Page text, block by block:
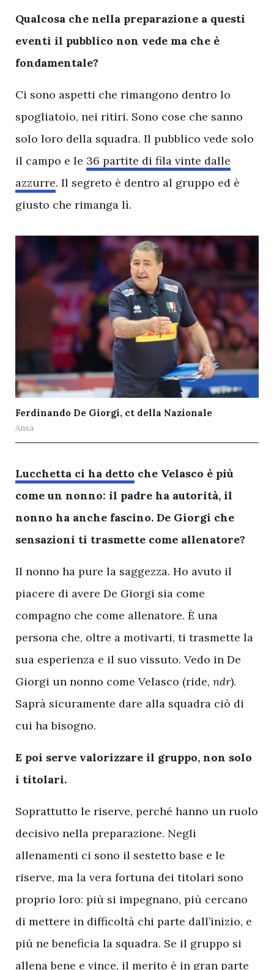
Qualcosa che nella preparazione a questi
eventi il pubblico non vede ma che è
fondamentale?
Ci sono aspetti che rimangono dentro lo
spogliatoio, nei ritiri. Sono cose che sanno
solo loro della squadra. Il pubblico vede solo
il campo e le 36 partite di fila vinte dalle
azzurre. Il segreto è dentro al gruppo ed è
giusto che rimanga lì.
Ferdinando De Giorgi, ct della Nazionale
Ansa
Lucchetta ci ha detto che Velasco è più
come un nonno: il padre ha autorità, il
nonno ha anche fascino. De Giorgi che
sensazioni ti trasmette come allenatore?
Il nonno ha pure la saggezza. Ho avuto il
piacere di avere De Giorgi sia come
compagno che come allenatore. È una
persona che, oltre a motivarti, ti trasmette la
sua esperienza e il suo vissuto. Vedo in De
Giorgi un nonno come Velasco (ride, ndr).
Saprà sicuramente dare alla squadra ciò di
cui ha bisogno.
E poi serve valorizzare il gruppo, non solo
i titolari.
Soprattutto le riserve, perché hanno un ruolo
decisivo nella preparazione. Negli
allenamenti ci sono il sestetto base e le
riserve, ma la vera fortuna dei titolari sono
proprio loro: più si impegnano, più cercano
di mettere in difficoltà chi parte dall’inizio, e
più ne beneficia la squadra. Se il gruppo si
allena bene e vince, il merito è in gran parte